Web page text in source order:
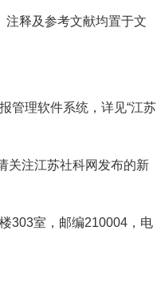
注释及参考文献均置于文
管理软件系统，详见“江苏
关注江苏社科网发布的新
303室，邮编210004，电